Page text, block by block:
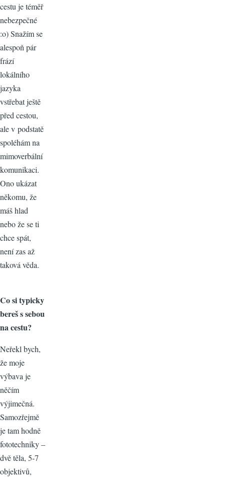
cestu je téměř
nebezpečné
:o) Snažím se
alespoň pár
frází
lokálního
jazyka
vstřebat ještě
před cestou,
ale v podstatě
spoléhám na
mimoverbální
komunikaci.
Ono ukázat
někomu, že
máš hlad
nebo že se ti
chce spát,
není zas až
taková věda.
Co si typicky
bereš s sebou
na cestu?
Neřekl bych,
že moje
výbava je
něčím
výjimečná.
Samozřejmě
je tam hodně
fototechniky –
dvě těla, 5-7
objektivů,